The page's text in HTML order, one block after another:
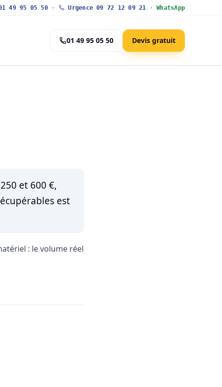
49 95 05 50· Urgence 09 72 12 09 21 ·WhatsApp
01 49 95 05 50 Devis gratuit
et 600 €,
est
: le volume réel